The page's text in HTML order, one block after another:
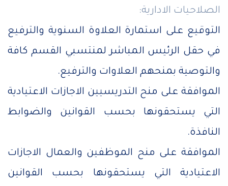
الصلاحيات الادارية:
التوقيع على استمارة العلاوة السنوية والترفيع
في حقل الرئيس المباشر لمنتسبي القسم كافة
والتوصية بمنحهم العلاوات والترفيع.
الموافقة على منح التدريسيين الاجازات الاعتيادية
التي يستحقونها بحسب القوانين والضوابط
النافذة.
الموافقة على منح الموظفين والعمال الاجازات
الاعتيادية التي يستحقونها بحسب القوانين